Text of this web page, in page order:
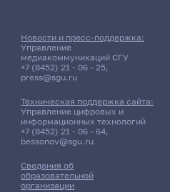
Сведения об
образовательной
организации
Новости и пресс-поддержка:
Управление
медиакоммуникаций СГУ
+7 (8452) 21 - 06 - 25,
press@sgu.ru
Техническая поддержка сайта:
Управление цифровых и
информационных технологий
+7 (8452) 21 - 06 - 64,
bessonov@sgu.ru